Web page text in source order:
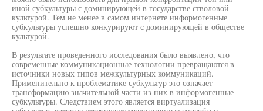
иной субкультуры с доминирующей в государстве стволовой
культурой. Тем не менее в самом интернете информогенные
субкультуры успешно конкурируют с доминирующей в обществе
культурой.
В результате проведенного исследования было выявлено, что
современные коммуникационные технологии превращаются в
источники новых типов межкультурных коммуникаций.
Применительно к проблематике субкультур это означает
трансформацию значительной части из них в информогенные
субкультуры. Следствием этого является виртуализация